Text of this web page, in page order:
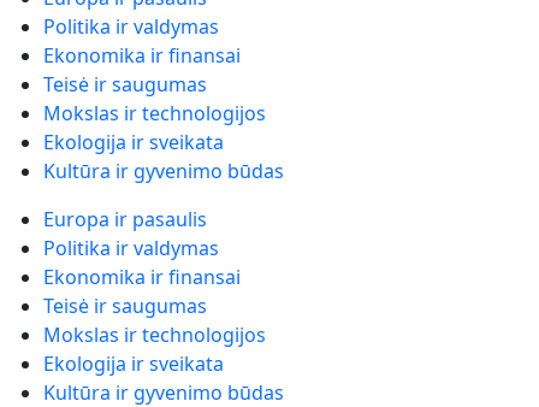
Politika ir valdymas
Ekonomika ir finansai
Teisė ir saugumas
Mokslas ir technologijos
Ekologija ir sveikata
Kultūra ir gyvenimo būdas
Europa ir pasaulis
Politika ir valdymas
Ekonomika ir finansai
Teisė ir saugumas
Mokslas ir technologijos
Ekologija ir sveikata
Kultūra ir gyvenimo būdas